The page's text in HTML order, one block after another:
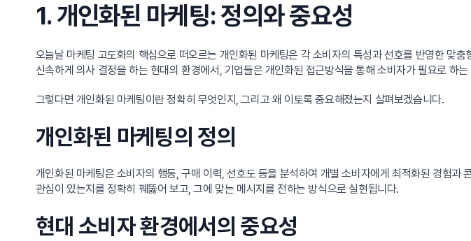
1. 개인화된 마케팅: 정의와 중요성
오늘날 마케팅 고도화의 핵심으로 떠오르는 개인화된 마케팅은 각 소비자의 특성과 선호를 반영한 맞
신속하게 의사 결정을 하는 현대의 환경에서, 기업들은 개인화된 접근방식을 통해 소비자가 필요로 하
그렇다면 개인화된 마케팅이란 정확히 무엇인지, 그리고 왜 이토록 중요해졌는지 살펴보겠습니다.
개인화된 마케팅의 정의
개인화된 마케팅은 소비자의 행동, 구매 이력, 선호도 등을 분석하여 개별 소비자에게 최적화된 경험
관심이 있는지를 정확히 꿰뚫어 보고, 그에 맞는 메시지를 전하는 방식으로 실현됩니다.
현대 소비자 환경에서의 중요성